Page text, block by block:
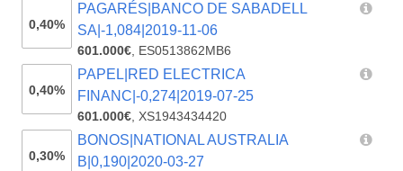
0,40%
PAGARÉS|BANCO DE SABADELL
SA|-1,084|2019-11-06
601.000€, ES0513862MB6
0,40%
PAPEL|RED ELECTRICA
FINANC|-0,274|2019-07-25
601.000€,XS1943434420
0,30%
BONOS|NATIONAL AUSTRALIA
B|0,190|2020-03-27